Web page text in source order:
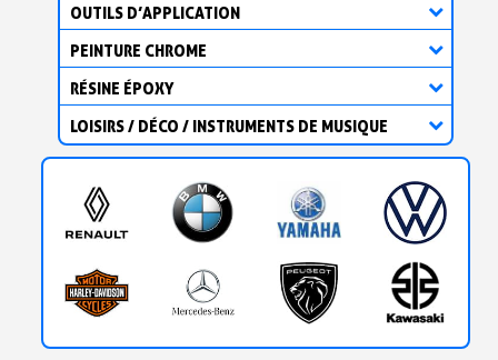
OUTILS D’APPLICATION
PEINTURE CHROME
RÉSINE ÉPOXY
LOISIRS / DÉCO / INSTRUMENTS DE MUSIQUE